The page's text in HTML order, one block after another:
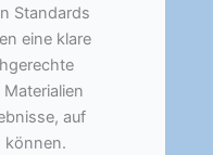
Standards
eine klare
auf
können.